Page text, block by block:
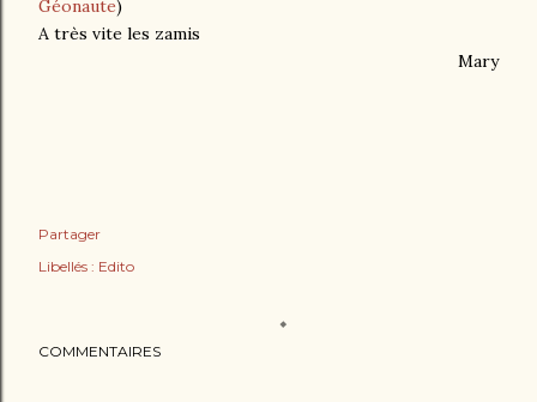
Géonaute)
A très vite les zamis
Mary
Partager
Libellés : Edito
COMMENTAIRES